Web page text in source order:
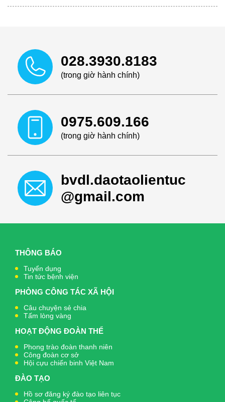
028.3930.8183
(trong giờ hành chính)
0975.609.166
(trong giờ hành chính)
bvdl.daotaolientuc
@gmail.com
THÔNG BÁO
Tuyển dụng
Tin tức bệnh viện
PHÒNG CÔNG TÁC XÃ HỘI
Câu chuyện sẻ chia
Tấm lòng vàng
HOẠT ĐỘNG ĐOÀN THỂ
Phong trào đoàn thanh niên
Công đoàn cơ sở
Hội cựu chiến binh Việt Nam
ĐÀO TẠO
Hồ sơ đăng ký đào tạo liên tục